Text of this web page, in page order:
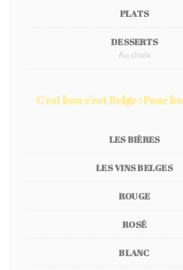
PLATS
DESSERTS
Au choix
C'est bon c'est Belge : Pour
LES BIÈRES
LES VINS BELGES
ROUGE
ROSÉ
BLANC